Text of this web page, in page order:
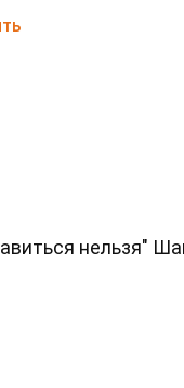
нельзя"